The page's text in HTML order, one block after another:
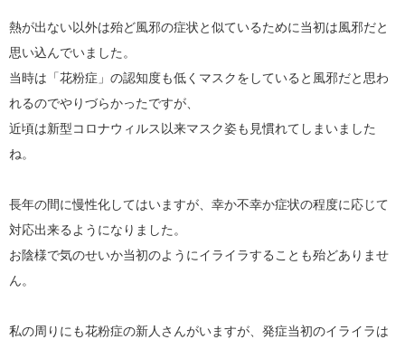
熱が出ない以外は殆ど風邪の症状と似ているために当初は風邪だと
思い込んでいました。
当時は「花粉症」の認知度も低くマスクをしていると風邪だと思わ
れるのでやりづらかったですが、
近頃は新型コロナウィルス以来マスク姿も見慣れてしまいました
ね。
長年の間に慢性化してはいますが、幸か不幸か症状の程度に応じて
対応出来るようになりました。
お陰様で気のせいか当初のようにイライラすることも殆どありませ
ん。
私の周りにも花粉症の新人さんがいますが、発症当初のイライラは